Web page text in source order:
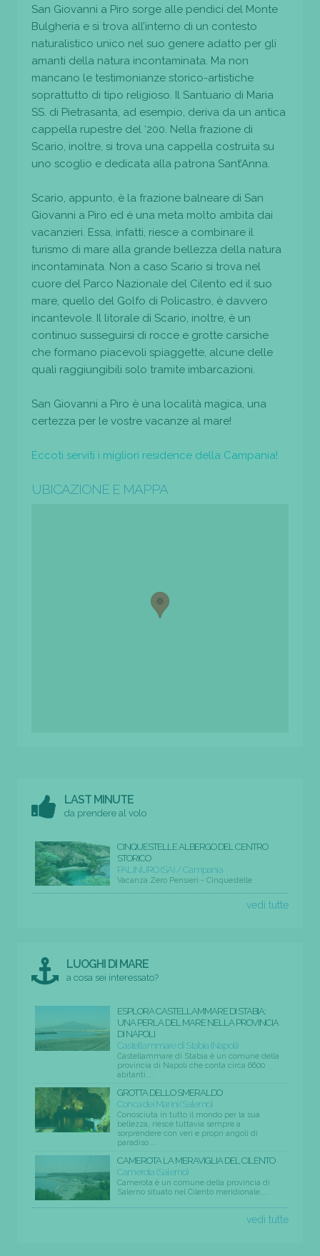
San Giovanni a Piro sorge alle pendici del Monte
Bulgheria e si trova all’interno di un contesto
naturalistico unico nel suo genere adatto per gli
amanti della natura incontaminata. Ma non
mancano le testimonianze storico-artistiche
soprattutto di tipo religioso. Il Santuario di Maria
SS. di Pietrasanta, ad esempio, deriva da un antica
cappella rupestre del ‘200. Nella frazione di
Scario, inoltre, si trova una cappella costruita su
uno scoglio e dedicata alla patrona Sant’Anna.
Scario, appunto, è la frazione balneare di San
Giovanni a Piro ed è una meta molto ambita dai
vacanzieri. Essa, infatti, riesce a combinare il
turismo di mare alla grande bellezza della natura
incontaminata. Non a caso Scario si trova nel
cuore del Parco Nazionale del Cilento ed il suo
mare, quello del Golfo di Policastro, è davvero
incantevole. Il litorale di Scario, inoltre, è un
continuo susseguirsi di rocce e grotte carsiche
che formano piacevoli spiaggette, alcune delle
quali raggiungibili solo tramite imbarcazioni.
San Giovanni a Piro è una località magica, una
certezza per le vostre vacanze al mare!
Eccoti serviti i migliori residence della Campania!
UBICAZIONE E MAPPA
LAST MINUTE
da prendere al volo
CINQUESTELLE ALBERGO DEL CENTRO
STORICO
PALINURO (SA) / Campania
Vacanza Zero Pensieri - Cinquestelle
vedi tutte
LUOGHI DI MARE
a cosa sei interessato?
ESPLORA CASTELLAMMARE DI STABIA:
UNA PERLA DEL MARE NELLA PROVINCIA
DI NAPOLI
Castellammare di Stabia (Napoli)
Castellammare di Stabia è un comune della
provincia di Napoli che conta circa 6600
abitanti....
GROTTA DELLO SMERALDO
Conca dei Marini (Salerno)
Conosciuta in tutto il mondo per la sua
bellezza, riesce tuttavia sempre a
sorprendere con veri e propri angoli di
paradiso....
CAMEROTA LA MERAVIGLIA DEL CILENTO
Camerota (Salerno)
Camerota è un comune della provincia di
Salerno situato nel Cilento meridionale....
vedi tutte